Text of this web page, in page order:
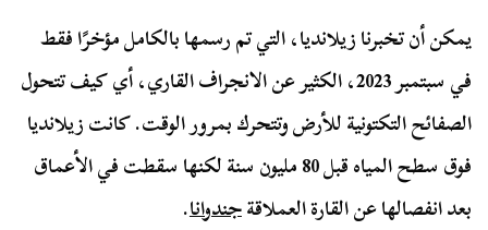
يمكن أن تخبرنا زيلانديا، التي تم رسمها بالكامل مؤخرًا فقط
في سبتمبر 2023، الكثير عن الانجراف القاري، أي كيف تتحول
الصفائح التكتونية للأرض وتتحرك بمرور الوقت. كانت زيلانديا
فوق سطح المياه قبل 80 مليون سنة لكنها سقطت في الأعماق
بعد انفصالها عن القارة العملاقةجندوانا.